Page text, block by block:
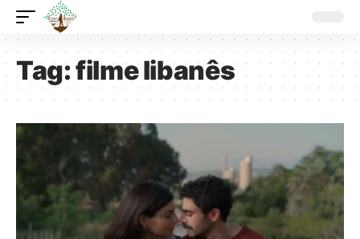
Tag:filme libanês